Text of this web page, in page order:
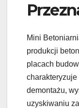
Mini
produkcji
placach
demontażu,
uzyskiwaniu